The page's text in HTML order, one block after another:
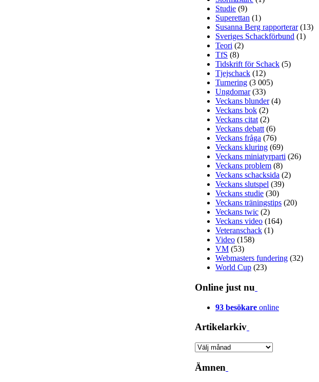
Studie (9)
Superettan (1)
Susanna Berg rapporterar(13)
Sveriges Schackförbund (1)
Teori (2)
TfS (8)
Tidskrift för Schack (5)
Tjejschack (12)
Turnering (3 005)
Ungdomar(33)
Veckans blunder(4)
Veckans bok (2)
Veckans citat (2)
Veckans debatt (6)
Veckans fråga (76)
Veckans kluring (69)
Veckans miniatyrparti (26)
Veckans problem (8)
Veckans schacksida (2)
Veckans slutspel (39)
Veckans studie (30)
Veckans träningstips (20)
Veckans twic (2)
Veckans video (164)
Veteranschack (1)
Video (158)
VM (53)
Webmasters fundering (32)
World Cup (23)
Online just nu
93 besökare online
Artikelarkiv
Artikelarkiv
Ämnen